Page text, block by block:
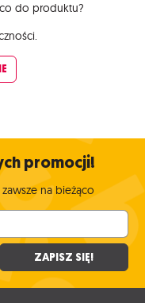
do produktu?
promocji!
na bieżąco
ZAPISZ SIĘ!